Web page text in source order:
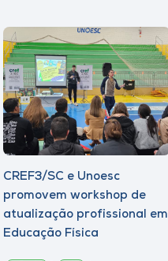
CREF3/SC e Unoesc
promovem workshop de
atualização profissional em
Educação Física